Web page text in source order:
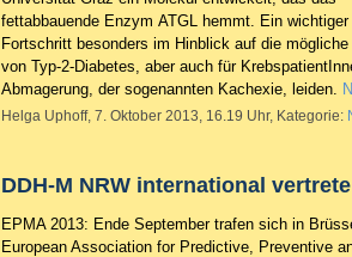
fettabbauende Enzym ATGL hemmt. Ein wichtiger
Fortschritt besonders im Hinblick auf die
von Typ-2-Diabetes, aber auch für
Abmagerung, der sogenannten Kachexie, leiden.
Helga Uphoff, 7. Oktober 2013, 16.19 Uhr, Kategorie:
DDH-M NRW international
EPMA 2013: Ende September trafen sich in
European Association for Predictive, Preventive